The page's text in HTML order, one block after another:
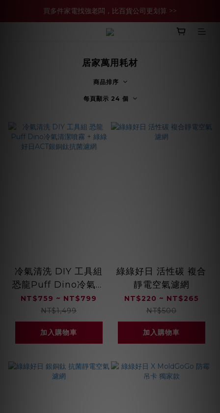
買多件家電找強老闆，比百貨公司更划算 >>
買多件家電找強老闆，比百貨公司更划算 >>
官網現金轉帳優惠 結帳輸【YHH02】再享2%優惠
居家萬用耗材
商品排序
每頁顯示 24 個
冷氣清洗 DIY 工具組
恐龍Puff Dino冷氣清
潔噴霧 + 綠綠好日
ACT銀銅鈦抗菌濾網
NT$759 ~ NT$799
NT$1,499
加入購物車
綠綠好日 活性碳 複合
靜電空氣濾網
NT$220 ~ NT$265
NT$500
加入購物車